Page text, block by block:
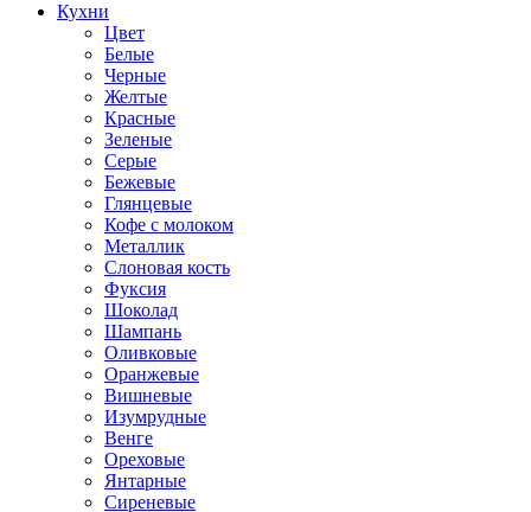
Кухни
Цвет
Белые
Черные
Желтые
Красные
Зеленые
Серые
Бежевые
Глянцевые
Кофе с молоком
Металлик
Слоновая кость
Фуксия
Шоколад
Шампань
Оливковые
Оранжевые
Вишневые
Изумрудные
Венге
Ореховые
Янтарные
Сиреневые